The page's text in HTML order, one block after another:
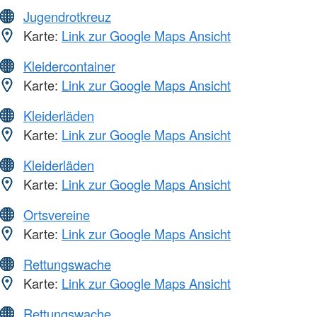
Jugendrotkreuz
Karte: Link zur Google Maps Ansicht
Kleidercontainer
Karte: Link zur Google Maps Ansicht
Kleiderläden
Karte: Link zur Google Maps Ansicht
Kleiderläden
Karte: Link zur Google Maps Ansicht
Ortsvereine
Karte: Link zur Google Maps Ansicht
Rettungswache
Karte: Link zur Google Maps Ansicht